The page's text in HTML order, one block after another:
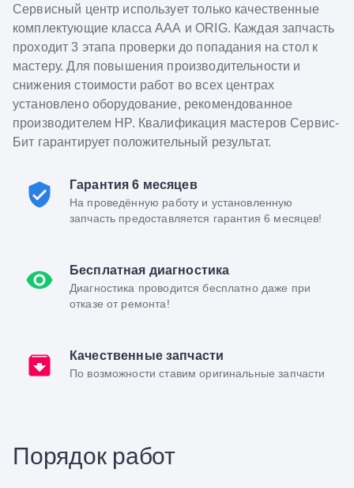
Сервисный центр использует только качественные
комплектующие класса ААА и ORIG. Каждая запчасть
проходит 3 этапа проверки до попадания на стол к
мастеру. Для повышения производительности и
снижения стоимости работ во всех центрах
установлено оборудование, рекомендованное
производителем HP. Квалификация мастеров Сервис-
Бит гарантирует положительный результат.
Гарантия 6 месяцев
На проведённую работу и установленную
запчасть предоставляется гарантия 6 месяцев!
Бесплатная диагностика
Диагностика проводится бесплатно даже при
отказе от ремонта!
Качественные запчасти
По возможности ставим оригинальные запчасти
Порядок работ